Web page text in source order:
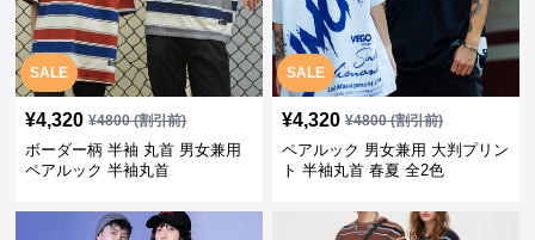
SALE
¥4,320 ¥4800(割引前)
ボーダー柄 半袖 丸首 男女兼用
ペアルック 半袖丸首
SALE
¥4,320 ¥4800(割引前)
ペアルック 男女兼用 大判プリン
ト 半袖丸首 春夏 全2色